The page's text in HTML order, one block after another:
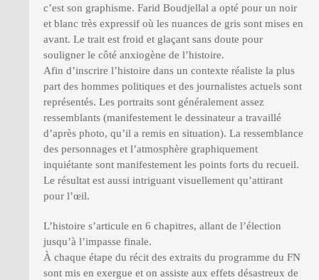
c’est son graphisme. Farid Boudjellal a opté pour un noir
et blanc très expressif où les nuances de gris sont mises en
avant. Le trait est froid et glaçant sans doute pour
souligner le côté anxiogène de l’histoire.
Afin d’inscrire l’histoire dans un contexte réaliste la plus
part des hommes politiques et des journalistes actuels sont
représentés. Les portraits sont généralement assez
ressemblants (manifestement le dessinateur a travaillé
d’après photo, qu’il a remis en situation). La ressemblance
des personnages et l’atmosphère graphiquement
inquiétante sont manifestement les points forts du recueil.
Le résultat est aussi intriguant visuellement qu’attirant
pour l’œil.
L’histoire s’articule en 6 chapitres, allant de l’élection
jusqu’à l’impasse finale.
À chaque étape du récit des extraits du programme du FN
sont mis en exergue et on assiste aux effets désastreux de